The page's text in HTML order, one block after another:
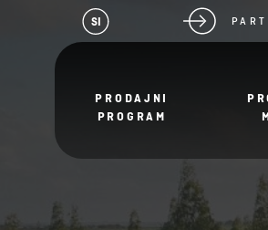
SI
PRODAJNI
PROGRAM